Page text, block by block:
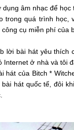
dụng âm nhạc để học
trong quá trình học,
cụ miễn phí của
lời bài hát yêu thích
Internet ở nhà và tôi
hát của Bitch *
hát quốc tế, đôi